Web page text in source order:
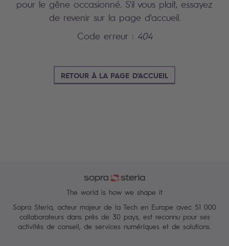
pour le gêne occasionné. S'il vous plait, essayez
de revenir sur la page d'accueil.
Code erreur : 404
RETOUR À LA PAGE D'ACCUEIL
The world is how we shape it
Sopra Steria, acteur majeur de la Tech en Europe avec 51 000
collaborateurs dans près de 30 pays, est reconnu pour ses
activités de conseil, de services numériques et de solutions.